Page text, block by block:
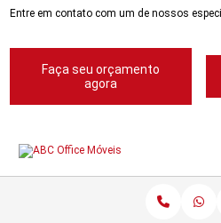
Entre em contato com um de nossos
Faça seu orçamento
agora